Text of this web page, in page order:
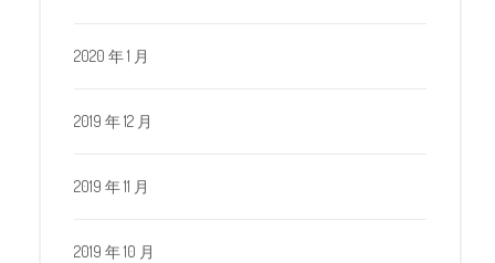
2020 年 1 月
2019 年 12 月
2019 年 11 月
2019 年 10 月